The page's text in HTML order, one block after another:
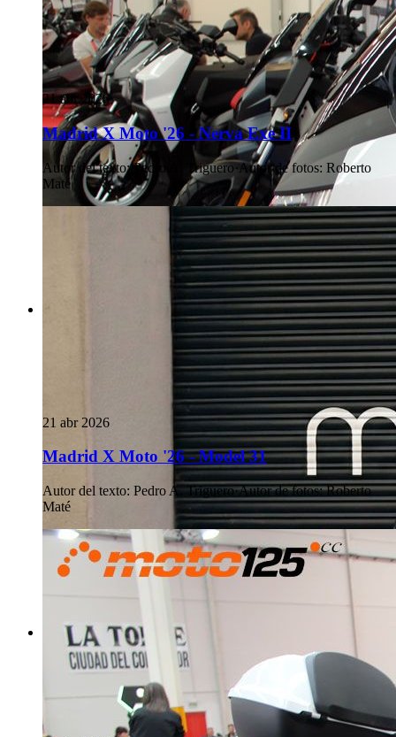
21 abr 2026
Madrid X Moto '26 - Nerva Exe II
Autor del texto: Pedro A. Triguero·Autor de fotos: Roberto
Maté
21 abr 2026
Madrid X Moto '26 - Model 31
Autor del texto: Pedro A. Triguero·Autor de fotos: Roberto
Maté